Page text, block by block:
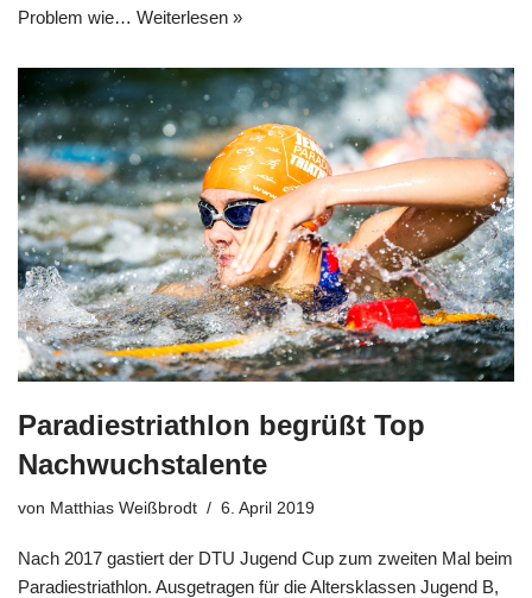
Problem wie… Weiterlesen »
Paradiestriathlon begrüßt Top
Nachwuchstalente
von Matthias Weißbrodt 6. April 2019
Nach 2017 gastiert der DTU Jugend Cup zum zweiten Mal beim
Paradiestriathlon. Ausgetragen für die Altersklassen Jugend B,